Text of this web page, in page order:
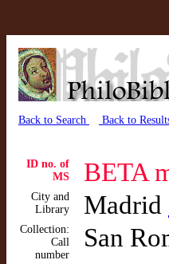
Back to Search Back to
ID no. of
MS
BETA
City and
Library
Madrid
Collection:
Call
number
San